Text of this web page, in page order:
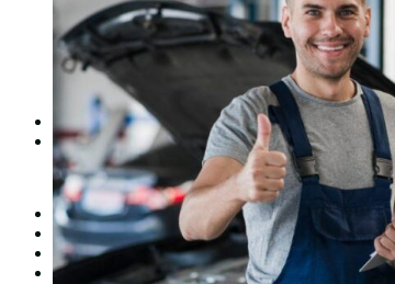
Студентська рада
Документація. Карантин
Документація. Воєнний стан
Центр кар’єри та працевлаштування
Центр дуальної освіти
Неформальна та інформальна освіта
Вступникам
Міжнародне співробітництво
Міжнародне співробітництво для викладачів
Міжнародне співробітництво для студентів
Угоди та договори
Вісник
Контакти
Публічність
Кваліфікаційний центр МФК